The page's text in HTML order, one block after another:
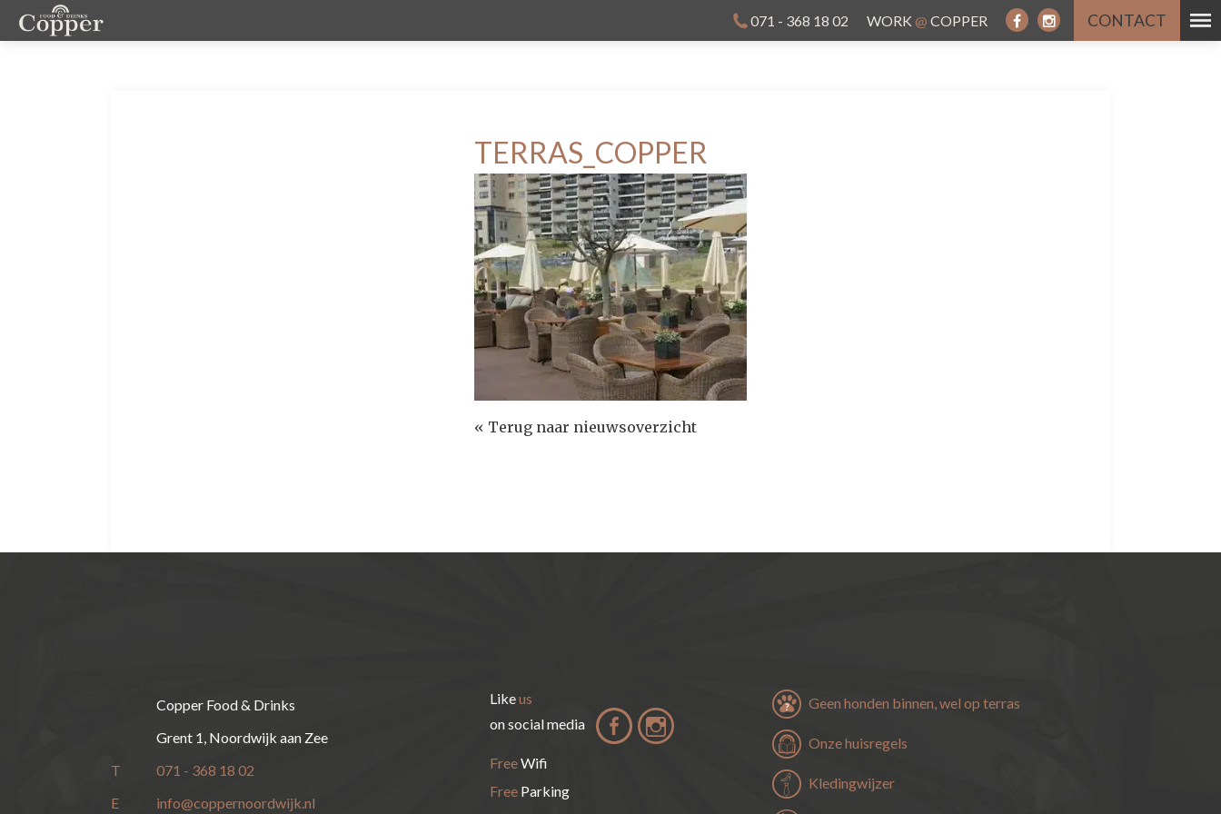
071 - 368 18 02 CONTACT
WORK @ COPPER
TERRAS_COPPER
« Terug naar nieuwsoverzicht
Copper Food & Drinks
Grent 1, Noordwijk aan Zee
T
071 - 368 18 02
E
info@coppernoordwijk.nl
Likeus
on social media
FreeWifi
FreeParking
Geen honden binnen, wel op terras
Onze huisregels
Kledingwijzer